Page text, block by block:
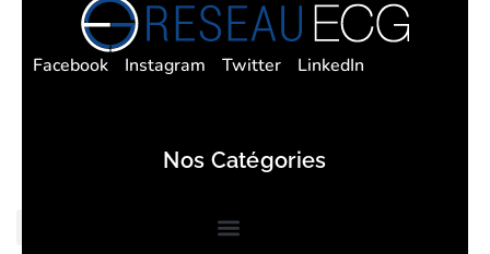
Facebook Instagram Twitter LinkedIn
Nos Catégories